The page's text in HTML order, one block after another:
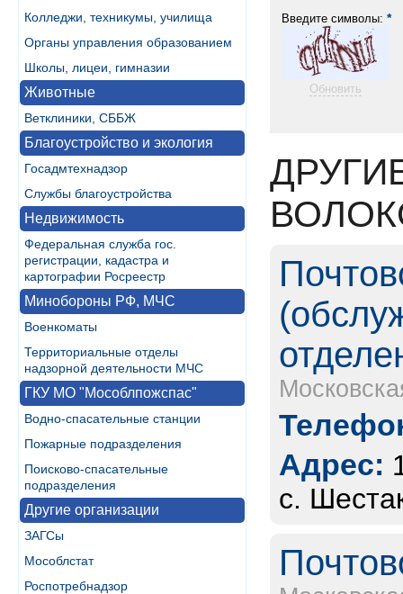
Колледжи, техникумы, училища
Органы управления образованием
Школы, лицеи, гимназии
Животные
Ветклиники, СББЖ
Благоустройство и экология
Госадмтехнадзор
Службы благоустройства
Недвижимость
Федеральная служба гос.
регистрации, кадастра и
картографии Росреестр
Минобороны РФ, МЧС
Военкоматы
Территориальные отделы
надзорной деятельности МЧС
ГКУ МО "Мособлпожспас"
Водно-спасательные станции
Пожарные подразделения
Поисково-спасательные
подразделения
Другие организации
ЗАГСы
Мособлстат
Роспотребнадзор
Введите символы: *
Обновить
Адрес:
с.